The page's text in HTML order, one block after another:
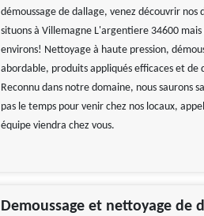
démoussage de dallage, venez découvrir
situons à Villemagne L'argentiere 34600 mais
environs! Nettoyage à haute pression,
abordable, produits appliqués efficaces et
Reconnu dans notre domaine, nous saurons
pas le temps pour venir chez nos locaux,
équipe viendra chez vous.
Demoussage et nettoyage de